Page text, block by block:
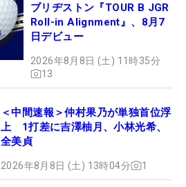
ブリヂストン『TOUR B JGR
Roll-in Alignment』、8月7
日デビュー
2026年8月8日 (土) 11時35分
13
＜中間速報＞仲村果乃が単独首位浮
上 1打差に吉澤柚月、小林光希、
全美貞
2026年8月8日 (土) 13時04分 1